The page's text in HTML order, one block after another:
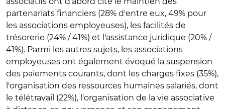
partenariats financiers (28% d'entre eux, 49% pour
les associations employeuses), les facilités de
trésorerie (24% / 41%) et l'assistance juridique (20% /
41%). Parmi les autres sujets, les associations
employeuses ont également évoqué la suspension
des paiements courants, dont les charges fixes (35%),
l'organisation des ressources humaines salariés, dont
le télétravail (22%), l'organisation de la vie associative